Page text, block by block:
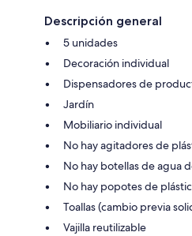
Descripción general
5 unidades
Decoración individual
Dispensadores de
Jardín
Mobiliario individual
No hay agitadores de
No hay botellas de agua
No hay popotes de
Toallas (cambio previa
Vajilla reutilizable